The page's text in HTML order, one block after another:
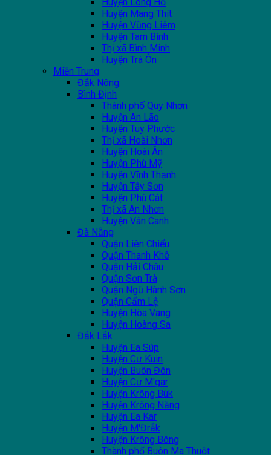
Huyện Mang Thít
Huyện Vũng Liêm
Huyện Tam Bình
Thị xã Bình Minh
Huyện Trà Ôn
Miền Trung
Đắk Nông
Bình Định
Thành phố Quy Nhơn
Huyện An Lão
Huyện Tuy Phước
Thị xã Hoài Nhơn
Huyện Hoài Ân
Huyện Phù Mỹ
Huyện Vĩnh Thạnh
Huyện Tây Sơn
Huyện Phù Cát
Thị xã An Nhơn
Huyện Vân Canh
Đà Nẵng
Quận Liên Chiểu
Quận Thanh Khê
Quận Hải Châu
Quận Sơn Trà
Quận Ngũ Hành Sơn
Quận Cẩm Lệ
Huyện Hòa Vang
Huyện Hoàng Sa
Đắk Lắk
Huyện Ea Súp
Huyện Cư Kuin
Huyện Buôn Đôn
Huyện Cư M'gar
Huyện Krông Búk
Huyện Krông Năng
Huyện Ea Kar
Huyện M'Đrắk
Huyện Krông Bông
Thành phố Buôn Ma Thuột